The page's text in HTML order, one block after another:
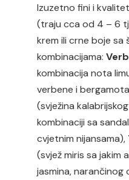
Izuzetno fini i
(traju cca od 4 – 6
krem ili crne boje
kombinacijama:
kombinacija nota
verbene i
(svježina
kombinaciji sa
cvjetnim nijansama),
(svjež miris sa jakim
jasmina,